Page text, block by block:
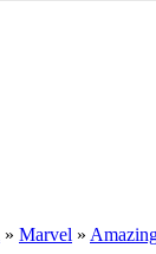
» Marvel »